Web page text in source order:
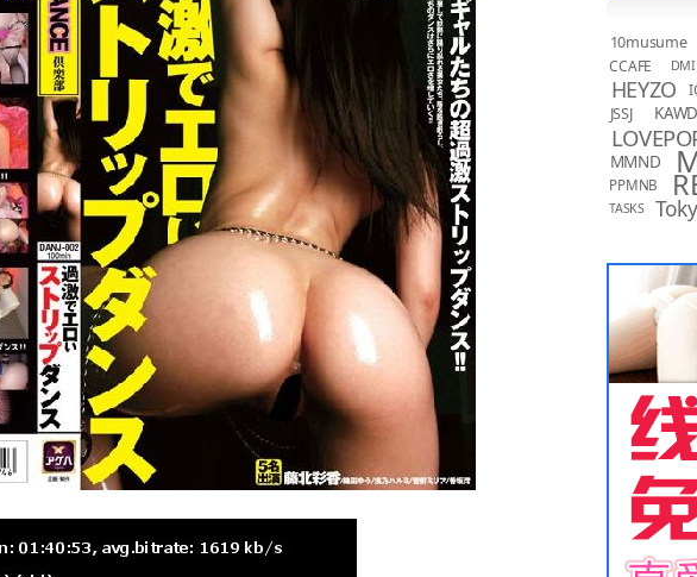
10musume
CCAFE DMI
HEYZO
JSSJ KAWD
MMND
PPMNB
TASKS